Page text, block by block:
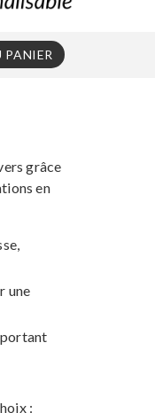
PANIER
grâce
en
une
: